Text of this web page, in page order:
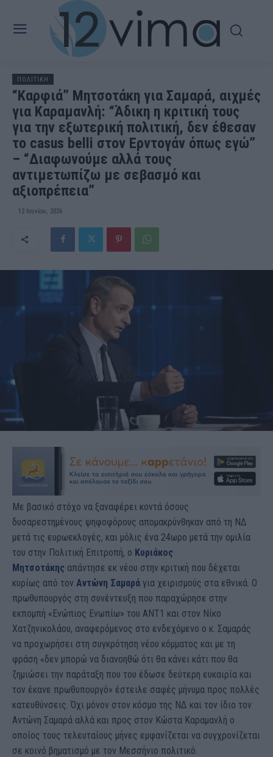
ΠΟΛΙΤΙΚΗ
“Καρφιά” Μητσοτάκη για Σαμαρά, αιχμές
για Καραμανλή: “Άδικη η κριτική τους
για την εξωτερική πολιτική, δεν έθεσαν
το casus belli στον Ερντογάν όπως εγώ”
– “Διαφωνούμε αλλά τους
αντιμετωπίζω με σεβασμό και
αξιοπρέπεια”
12 Ιουνίου, 2026
Με βασικό στόχο να ξαναφέρει κοντά όσους
δυσαρεστημένους ψηφοφόρους απομακρύνθηκαν από τη ΝΔ
μετά τις ευρωεκλογές, και μόλις ένα 24ωρο μετά την ομιλία
του στην Πολιτική Επιτροπή, ο Κυριάκος
Μητσοτάκης απάντησε εκ νέου στην κριτική που δέχεται
κυρίως από τον Αντώνη Σαμαρά για χειρισμούς στα εθνικά. Ο
πρωθυπουργός στη συνέντευξη που παραχώρησε στην
εκπομπή «Ενώπιος Ενωπίω» του ΑΝΤ1 και στον Νίκο
Χατζηνικολάου, αναφερόμενος στο ενδεχόμενο ο κ. Σαμαράς
να προχωρήσει στη συγκρότηση νέου κόμματος και με τη
φράση «δεν μπορώ να διανοηθώ ότι θα κάνει κάτι που θα
ζημιώσει την παράταξη που του έδωσε δεύτερη ευκαιρία και
τον έκανε πρωθυπουργό» έστειλε σαφές μήνυμα προς πολλές
κατευθύνσεις. Όχι μόνον στον κόσμο της ΝΔ και τον ίδιο τον
Αντώνη Σαμαρά αλλά και προς στον Κώστα Καραμανλή ο
οποίος τους τελευταίους μήνες εμφανίζεται να συγχρονίζεται
σε κοινό βηματισμό με τον Μεσσήνιο πολιτικό.